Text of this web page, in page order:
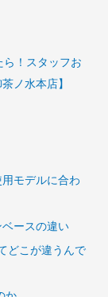
ら！スタッフお
ノ水本店】
モデルに合わ
ースの違い
どこが違うんで